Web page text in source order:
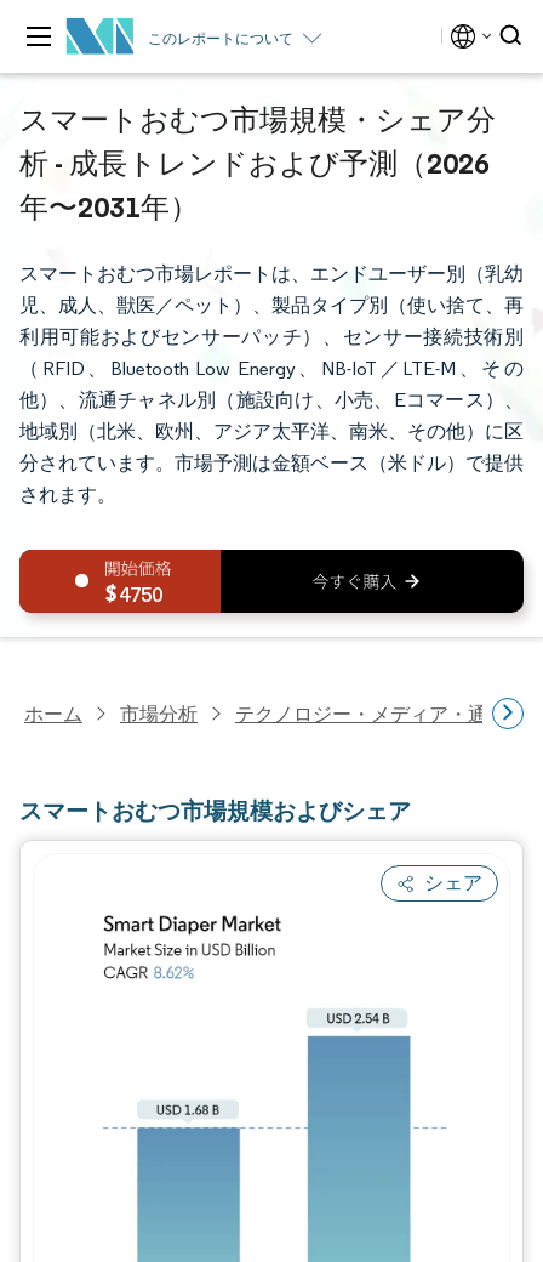
このレポートについて
スマートおむつ市場規模・シェア分
析 - 成長トレンドおよび予測（2026
年〜2031年）
スマートおむつ市場レポートは、エンドユーザー別（乳幼
児、成人、獣医／ペット）、製品タイプ別（使い捨て、再
利用可能およびセンサーパッチ）、センサー接続技術別
（RFID、Bluetooth Low Energy、NB-IoT／LTE-M、その
他）、流通チャネル別（施設向け、小売、Eコマース）、
地域別（北米、欧州、アジア太平洋、南米、その他）に区
分されています。市場予測は金額ベース（米ドル）で提供
されます。
4750
ホーム 市場分析 テクノロジー・メディア・通信研
スマートおむつ市場規模およびシェア
シェア